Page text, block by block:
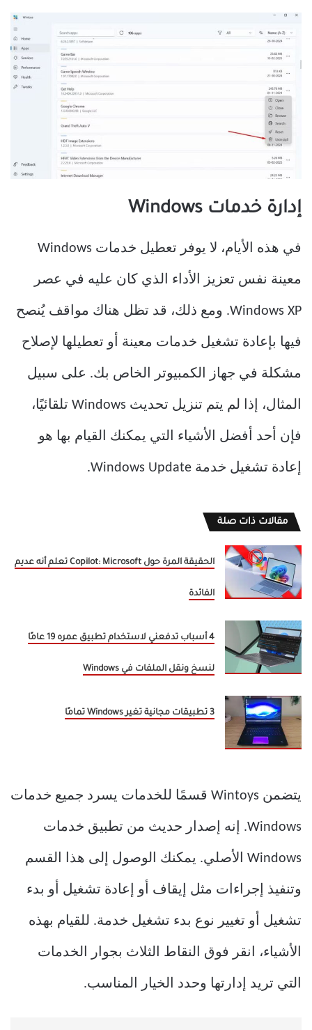
إدارة خدمات Windows
في هذه الأيام، لا يوفر تعطيل خدمات Windows
معينة نفس تعزيز الأداء الذي كان عليه في عصر
Windows XP. ومع ذلك، قد تظل هناك مواقف يُنصح
فيها بإعادة تشغيل خدمات معينة أو تعطيلها لإصلاح
مشكلة في جهاز الكمبيوتر الخاص بك. على سبيل
المثال، إذا لم يتم تنزيل تحديث Windows تلقائيًا،
فإن أحد أفضل الأشياء التي يمكنك القيام بها هو
إعادة تشغيل خدمة Windows Update.
مقالات ذات صلة
الحقيقة المرة حول Copilot: Microsoft تعلم أنه عديم
الفائدة
4 أسباب تدفعني لاستخدام تطبيق عمره 19 عامًا
لنسخ ونقل الملفات في Windows
3 تطبيقات مجانية تغير Windows تمامًا
يتضمن Wintoys قسمًا للخدمات يسرد جميع خدمات
Windows. إنه إصدار حديث من تطبيق خدمات
Windows الأصلي. يمكنك الوصول إلى هذا القسم
وتنفيذ إجراءات مثل إيقاف أو إعادة تشغيل أو بدء
تشغيل أو تغيير نوع بدء تشغيل خدمة. للقيام بهذه
الأشياء، انقر فوق النقاط الثلاث بجوار الخدمات
التي تريد إدارتها وحدد الخيار المناسب.